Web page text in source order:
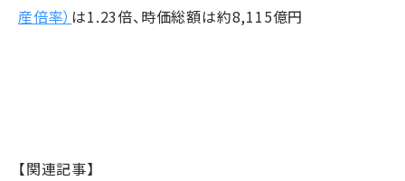
産倍率） は1.23倍、時価総額は約8,115億円
【関連記事】